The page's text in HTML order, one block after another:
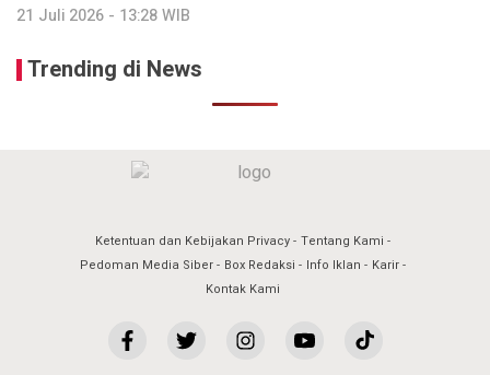
21 Juli 2026 - 13:28 WIB
Trending di News
Ketentuan dan Kebijakan Privacy Tentang Kami
Pedoman Media Siber
Box Redaksi Info Iklan
Karir
Kontak Kami